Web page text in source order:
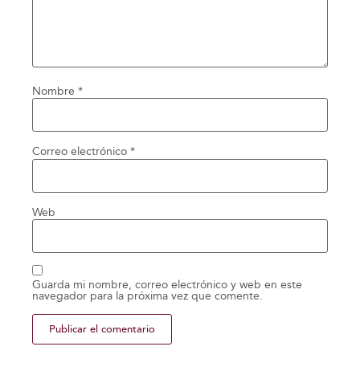
Nombre *
Correo electrónico *
Web
Guarda mi nombre, correo electrónico y web en este
navegador para la próxima vez que comente.